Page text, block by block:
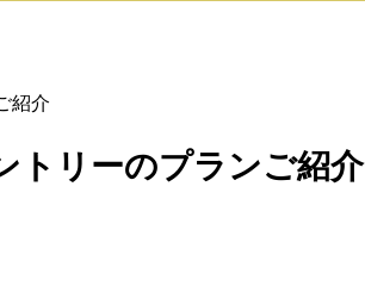
紹介
トリーのプランご紹介